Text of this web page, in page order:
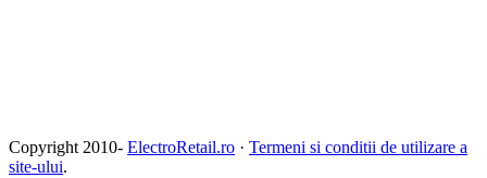
Copyright 2010- ElectroRetail.ro · Termeni si conditii de utilizare a
site-ului.